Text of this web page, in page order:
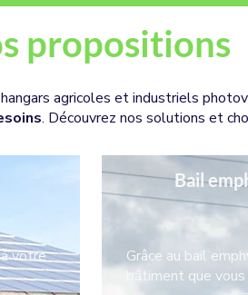
propositions
agricoles et industriels
. Découvrez nos solutions et
votre
Bail
Grâce au bail
bâtiment que